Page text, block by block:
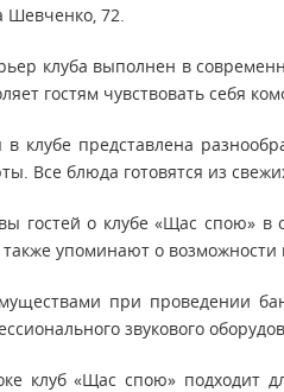
Шевченко, 72.
клуба выполнен в
гостям чувствовать себя
в клубе представлена
Все блюда готовятся из
гостей о клубе «Щас спою» в
также упоминают о
при проведении
звукового
клуб «Щас спою» подходит